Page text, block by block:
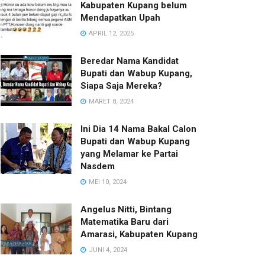
Kabupaten Kupang belum
Mendapatkan Upah
APRIL 12, 2025
Beredar Nama Kandidat
Bupati dan Wabup Kupang,
Siapa Saja Mereka?
MARET 8, 2024
Ini Dia 14 Nama Bakal Calon
Bupati dan Wabup Kupang
yang Melamar ke Partai
Nasdem
MEI 10, 2024
Angelus Nitti, Bintang
Matematika Baru dari
Amarasi, Kabupaten Kupang
JUNI 4, 2024